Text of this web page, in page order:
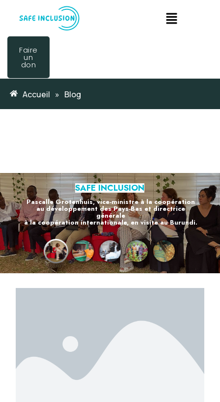
Faire
un
don
Accueil » Blog
Pascalle Grotenhuis, vice-ministre à la coopération
au développement des Pays-Bas et directrice
générale
à la coopération internationale, en visite au Burundi.
SAFE INCLUSION